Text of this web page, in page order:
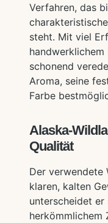
Verfahren, das
steht. Mit viel
schonend
Aroma, seine
Farbe
Alaska-
Qualität
Der verwendete
klaren, kalten
unterscheidet
herkömmlichem